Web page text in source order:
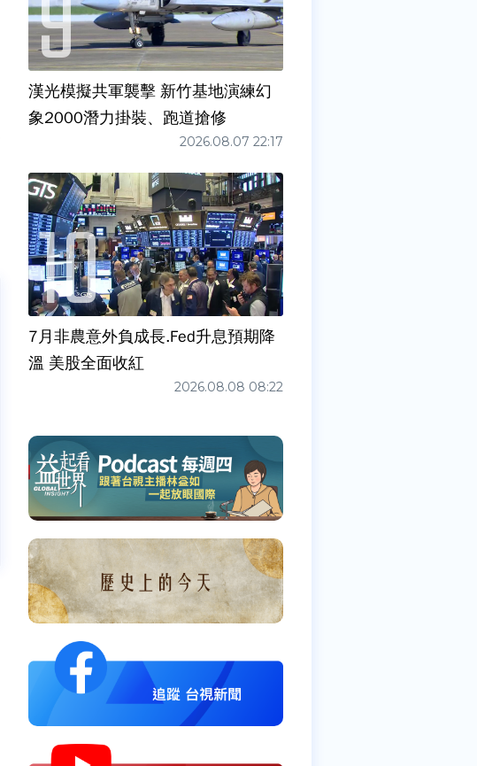
漢光模擬共軍襲擊 新竹基地演練幻
象2000潛力掛裝、跑道搶修
2026.08.07 22:17
7月非農意外負成長.Fed升息預期降
溫 美股全面收紅
2026.08.08 08:22